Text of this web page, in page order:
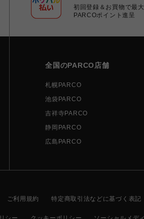
初回登録＆お買物で最
PARCOポイント進呈
全国のPARCO店舗
札幌PARCO
池袋PARCO
吉祥寺PARCO
静岡PARCO
広島PARCO
ご利用規約 特定商取引法などに基づく表記